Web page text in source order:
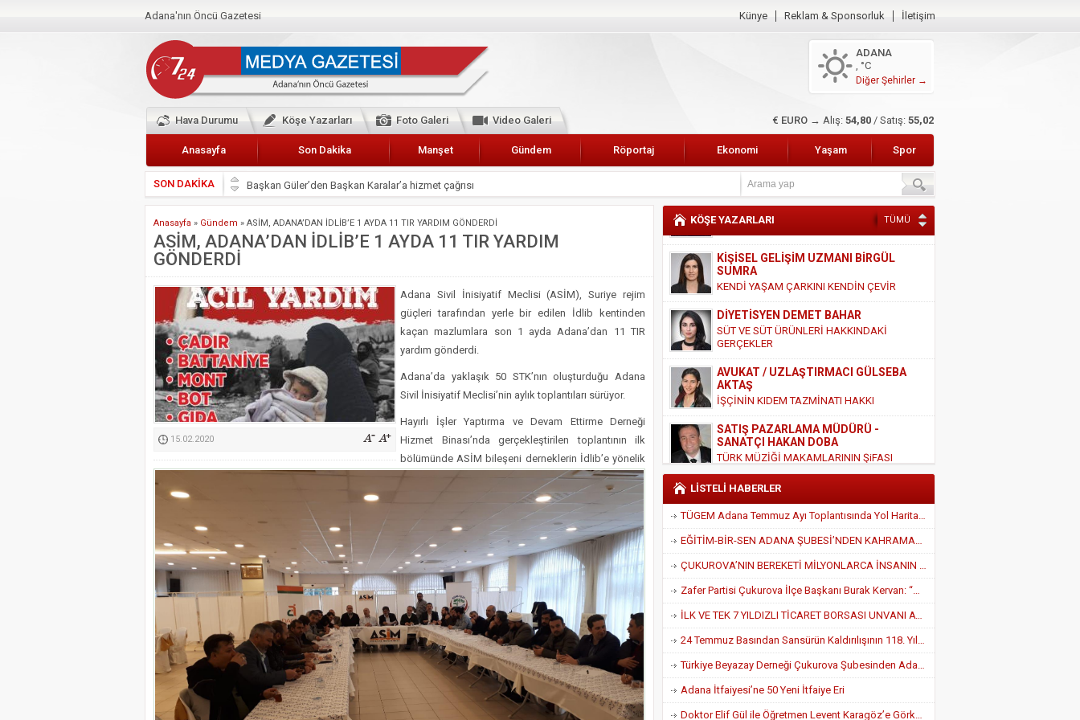
Adana'nın Öncü Gazetesi Künye Reklam & Sponsorluk İletişim
ADANA
, °C
Diğer Şehirler →
Hava Durumu Köşe Yazarları Foto Galeri Video Galeri $ DOLAR → Alış: 47,47 / Satış: 47,66
Anasayfa Son Dakika Manşet Gündem Röportaj Ekonomi Yaşam Spor
SON DAKİKA
Başkan Güler’den Başkan Karalar’a hizmet çağrısı
Lokantacılar ve Kebapçılar Esnaf Odası Başkanı Şefik Arslan
Hak-İş Abdurrahman Yücel
CEYHAN TİCARET ODASI
Hainler emellerine asla erişemeyecekler
BÖLGEMİZ ÇUKUROVA’DA 2019 YILI PAMUK HASADINA BAŞLANDI
İyi Parti Yüreğir İlçe Başkanı Enis Akyürek
Kimyasallardan Koruma Derneği Başkanı Cennet Çelik
Anasayfa » Gündem » ASİM, ADANA’DAN İDLİB’E 1 AYDA 11 TIR YARDIM GÖNDERDİ
ASİM, ADANA’DAN İDLİB’E 1 AYDA 11 TIR YARDIM
GÖNDERDİ
15.02.2020
Adana Sivil İnisiyatif Meclisi (ASİM), Suriye rejim
güçleri tarafından yerle bir edilen İdlib kentinden
kaçan mazlumlara son 1 ayda Adana’dan 11 TIR
yardım gönderdi.
Adana’da yaklaşık 50 STK’nın oluşturduğu Adana
Sivil İnisiyatif Meclisi’nin aylık toplantıları sürüyor.
Hayırlı İşler Yaptırma ve Devam Ettirme Derneği
Hizmet Binası’nda gerçekleştirilen toplantının ilk
bölümünde ASİM bileşeni derneklerin İdlib’e yönelik
KÖŞE YAZARLARI TÜMÜ
KİŞİSEL GELİŞİM UZMANI BİRGÜL
SUMRA
KENDİ YAŞAM ÇARKINI KENDİN ÇEVİR
DİYETİSYEN DEMET BAHAR
SÜT VE SÜT ÜRÜNLERİ HAKKINDAKİ
GERÇEKLER
AVUKAT / UZLAŞTIRMACI GÜLSEBA
AKTAŞ
İŞÇİNİN KIDEM TAZMİNATI HAKKI
SATIŞ PAZARLAMA MÜDÜRÜ -
SANATÇI HAKAN DOBA
TÜRK MÜZİĞİ MAKAMLARININ ŞiFASI
EĞİTİMCİ - YAZAR HALİL KIRIK
EĞİTİM AMA NASIL ?
KİŞİSEL GELİŞİM UZMANI - EĞİTİMCİ-
YAZAR - NİHAYET YILDIRIM
OKUL FOBİSİNİN NEDENLERİ
MALİ MÜŞAVİR - 7/24 MEDYA GAZETESİ
İMTİYAZ SAHİBİ ÖZLEM PEKDURANER
AVUKAT MERT ARIOĞLU: “İYİ NİYETLİ
VATANDAŞLARIN MAĞDURİYETİNİ
GİDERECEK ÖNEMLİ BİR ADIM ATILIYOR.”
BÜROKRAT - ARAŞTIRMACI- YAZAR
HARUN DOĞAN
KELİMELER, MEDENİYETLERİ İNŞÂ EDEN YAPI
TAŞLARIDIR
YEMİNLİ MALİ MÜŞAVİR - SORUMLU
LİSTELİ HABERLER
TÜGEM Adana Temmuz Ayı Toplantısında Yol Haritası Belirlendi
EĞİTİM-BİR-SEN ADANA ŞUBESİ’NDEN KAHRAMANMARAŞ’A VEFA VE DAYANIŞMA ÇIKARMASI
ÇUKUROVA’NIN BEREKETİ MİLYONLARCA İNSANIN SOFRASINA KATKI SAĞLIYOR
Zafer Partisi Çukurova İlçe Başkanı Burak Kervan: “Çukurova Adım Adım Zafer’e Yürüyor”
İLK VE TEK 7 YILDIZLI TİCARET BORSASI UNVANI ATB’NİN
24 Temmuz Basından Sansürün Kaldırılışının 118. Yılı ÇGC’de Kebap İkramıyla Kutlandı
Türkiye Beyazay Derneği Çukurova Şubesinden Adana’da Engel Hakları İçin Güçlü Farkındalık Konferansı
Adana İtfaiyesi’ne 50 Yeni İtfaiye Eri
Doktor Elif Gül ile Öğretmen Levent Karagöz’e Görkemli Düğün Töreni